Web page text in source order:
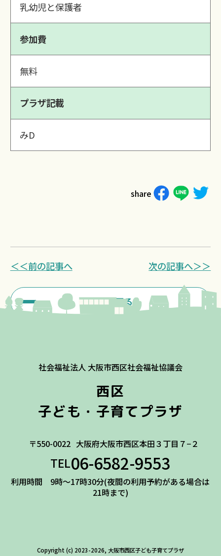
乳幼児と保護者
参加費
無料
プラザ記載
みD
share
＜＜前の記事へ
一覧に戻る
次の記事へ＞＞
社会福祉法人 大阪市西区社会福祉協議会
西区
子ども・子育てプラザ
〒550-0022 大阪府大阪市西区本田３丁目７−２
TEL06-6582-9553
利用時間 9時～17時30分(夜間の利用予約がある場合は
21時まで)
Copyright (c) 2023-2026, 大阪市西区子ども子育てプラザ